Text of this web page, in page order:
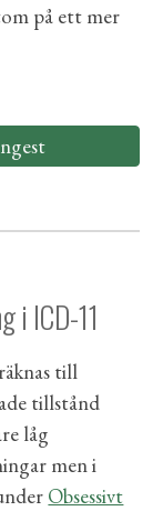
på ett mer
i ICD-11
räknas till
tillstånd
låg
men i
Obsessivt